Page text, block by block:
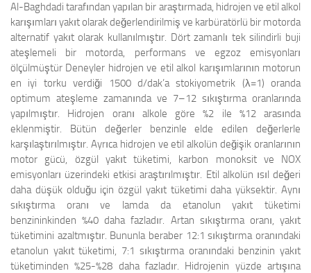
Al-Baghdadi tarafından yapılan bir araştırmada, hidrojen ve etil alkol
karışımları yakıt olarak değerlendirilmiş ve karbüratörlü bir motorda
alternatif yakıt olarak kullanılmıştır. Dört zamanlı tek silindirli buji
ateşlemeli bir motorda, performans ve egzoz emisyonları
ölçülmüştür Deneyler hidrojen ve etil alkol karışımlarının motorun
en iyi torku verdiği 1500 d/dak’a stokiyometrik (λ=1) oranda
optimum ateşleme zamanında ve 7–12 sıkıştırma oranlarında
yapılmıştır. Hidrojen oranı alkole göre %2 ile %12 arasında
eklenmiştir. Bütün değerler benzinle elde edilen değerlerle
karşılaştırılmıştır. Ayrıca hidrojen ve etil alkolün değişik oranlarının
motor gücü, özgül yakıt tüketimi, karbon monoksit ve NOX
emisyonları üzerindeki etkisi araştırılmıştır. Etil alkolün ısıl değeri
daha düşük olduğu için özgül yakıt tüketimi daha yüksektir. Aynı
sıkıştırma oranı ve lamda da etanolun yakıt tüketimi
benzininkinden %40 daha fazladır. Artan sıkıştırma oranı, yakıt
tüketimini azaltmıştır. Bununla beraber 12:1 sıkıştırma oranındaki
etanolun yakıt tüketimi, 7:1 sıkıştırma oranındaki benzinin yakıt
tüketiminden %25-%28 daha fazladır. Hidrojenin yüzde artışına